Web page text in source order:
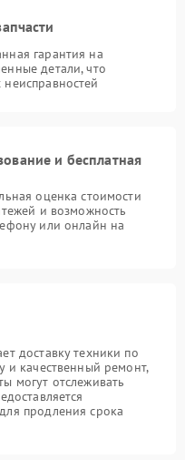
гарантия на
детали, что
и бесплатная
оценка стоимости
и возможность
или онлайн на
доставку техники по
и качественный ремонт,
могут отслеживать
продления срока